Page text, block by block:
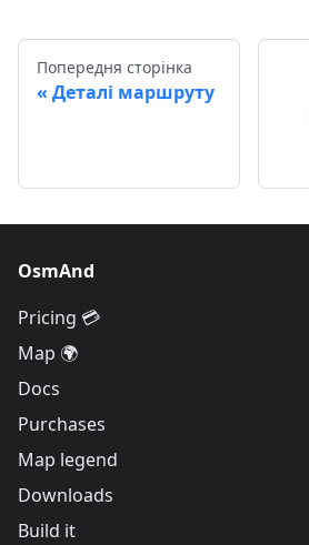
Попередня сторінка
Деталі маршруту
OsmAnd
Pricing 💳
Map 🌍
Docs
Purchases
Map legend
Downloads
Build it